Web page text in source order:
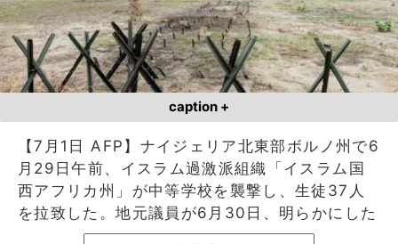
caption +
【7月1日 AFP】ナイジェリア北東部ボルノ州で6
月29日午前、イスラム過激派組織「イスラム国
西アフリカ州」が中等学校を襲撃し、生徒37人
を拉致した。地元議員が6月30日、明らかにした